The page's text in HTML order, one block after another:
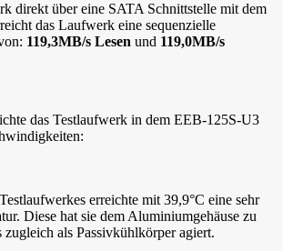
direkt über eine SATA Schnittstelle mit dem
das Laufwerk eine sequenzielle
119,3MB/s Lesen und 119,0MB/s
das Testlaufwerk in dem EEB-125S-U3
erreichte mit 39,9°C eine sehr
Diese hat sie dem Aluminiumgehäuse zu
zugleich als Passivkühlkörper agiert.